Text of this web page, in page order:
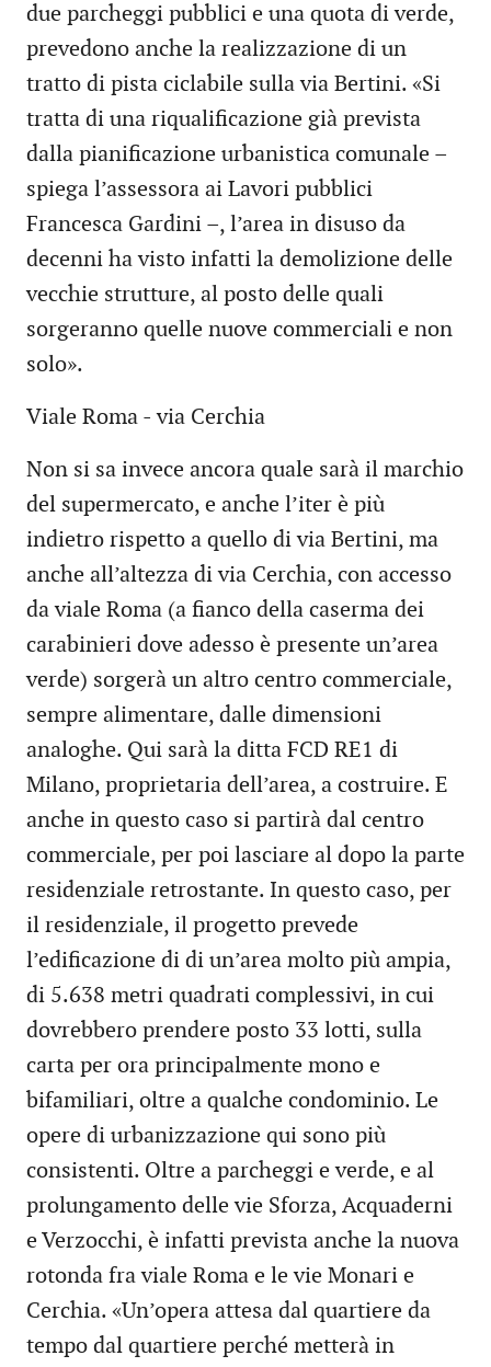
due parcheggi pubblici e una quota di verde,
prevedono anche la realizzazione di un
tratto di pista ciclabile sulla via Bertini. «Si
tratta di una riqualificazione già prevista
dalla pianificazione urbanistica comunale –
spiega l’assessora ai Lavori pubblici
Francesca Gardini –, l’area in disuso da
decenni ha visto infatti la demolizione delle
vecchie strutture, al posto delle quali
sorgeranno quelle nuove commerciali e non
solo».
Viale Roma - via Cerchia
Non si sa invece ancora quale sarà il marchio
del supermercato, e anche l’iter è più
indietro rispetto a quello di via Bertini, ma
anche all’altezza di via Cerchia, con accesso
da viale Roma (a fianco della caserma dei
carabinieri dove adesso è presente un’area
verde) sorgerà un altro centro commerciale,
sempre alimentare, dalle dimensioni
analoghe. Qui sarà la ditta FCD RE1 di
Milano, proprietaria dell’area, a costruire. E
anche in questo caso si partirà dal centro
commerciale, per poi lasciare al dopo la parte
residenziale retrostante. In questo caso, per
il residenziale, il progetto prevede
l’edificazione di di un’area molto più ampia,
di 5.638 metri quadrati complessivi, in cui
dovrebbero prendere posto 33 lotti, sulla
carta per ora principalmente mono e
bifamiliari, oltre a qualche condominio. Le
opere di urbanizzazione qui sono più
consistenti. Oltre a parcheggi e verde, e al
prolungamento delle vie Sforza, Acquaderni
e Verzocchi, è infatti prevista anche la nuova
rotonda fra viale Roma e le vie Monari e
Cerchia. «Un’opera attesa dal quartiere da
tempo dal quartiere perché metterà in